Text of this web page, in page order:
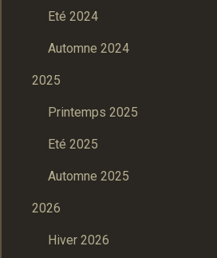
Eté 2024
Automne 2024
2025
Printemps 2025
Eté 2025
Automne 2025
2026
Hiver 2026